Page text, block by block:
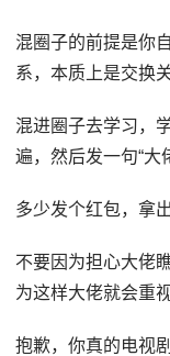
混圈子的前提是你
系，本质上是交换
混进圈子去学习，
遍，然后发一句“大
多少发个红包，拿
不要因为担心大佬
为这样大佬就会重视
抱歉，你真的电视